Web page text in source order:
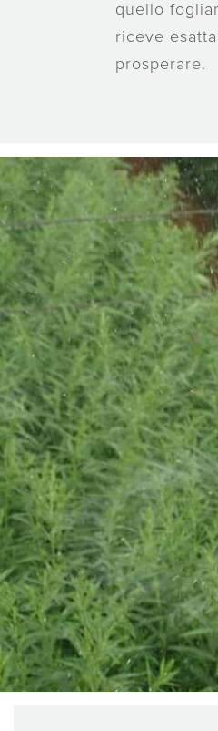
quello
riceve
prosperare.